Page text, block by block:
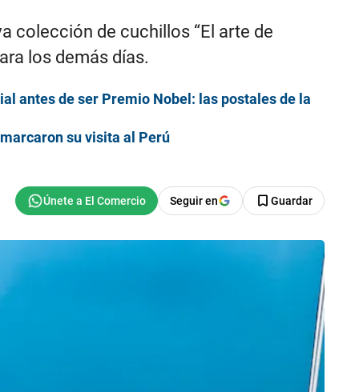
colección de cuchillos “El arte de
los demás días.
antes de ser Premio Nobel: las postales de la
su visita al Perú
Seguir en Guardar